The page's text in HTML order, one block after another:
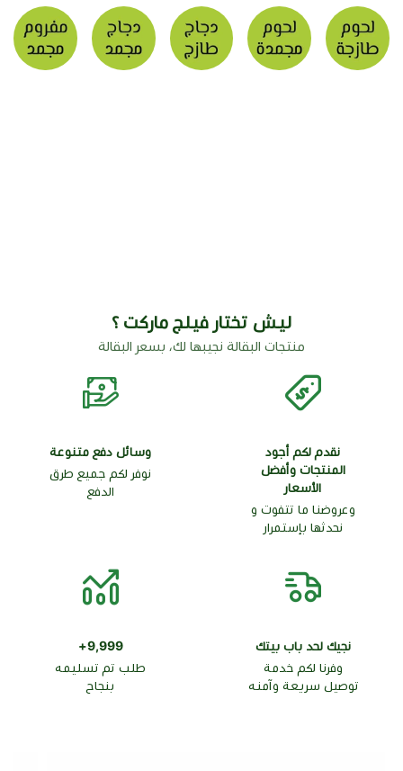
ليش تختار فيلج ماركت ؟
منتجات البقالة نجيبها لك، بسعر البقالة
نقدم لكم أجود
المنتجات وأفضل
الأسعار
وعروضنا ما تتفوت و
نحدثها بإستمرار
وسائل دفع متنوعة
نوفر لكم جميع طرق
الدفع
نجيك لحد باب بيتك
وفرنا لكم خدمة
توصيل سريعة وآمنه
9,999+
طلب تم تسليمه
بنجاح